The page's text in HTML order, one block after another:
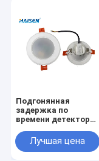
Подгонянная
задержка по
времени детектора
держателя потолка
чувствительности
Лучшая цена